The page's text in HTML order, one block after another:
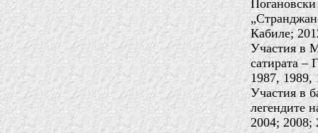
Кабиле;
Участия в
сатирата –
1987, 1989,
Участия в
легендите
2004; 2008;